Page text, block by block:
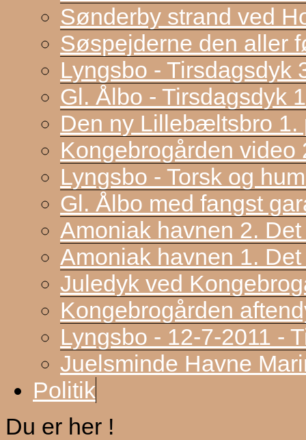
Sønderby strand ved
Søspejderne den aller
Lyngsbo - Tirsdagsdyk
Gl. Ålbo - Tirsdagsdyk
Den ny Lillebæltsbro 1.
Kongebrogården video
Lyngsbo - Torsk og
Gl. Ålbo med fangst
Amoniak havnen 2.
Amoniak havnen 1.
Juledyk ved
Kongebrogården
Lyngsbo - 12-7-2011 -
Juelsminde Havne
Politik
Du er her !